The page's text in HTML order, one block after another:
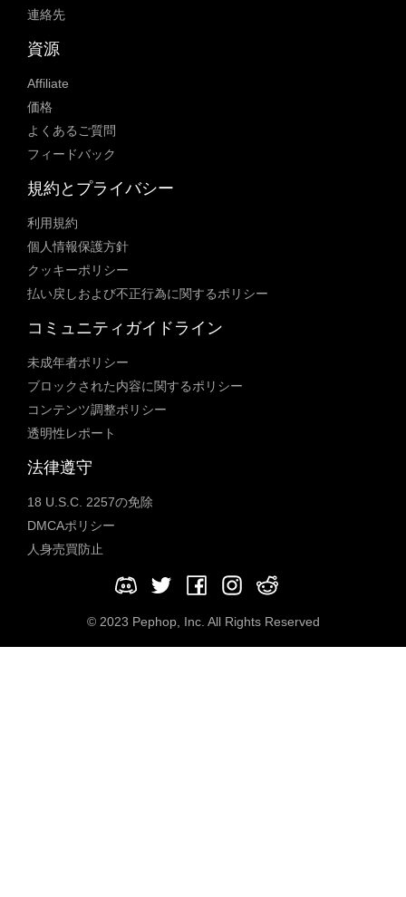
連絡先
資源
Affiliate
価格
よくあるご質問
フィードバック
規約とプライバシー
利用規約
個人情報保護方針
クッキーポリシー
払い戻しおよび不正行為に関するポリシー
コミュニティガイドライン
未成年者ポリシー
ブロックされた内容に関するポリシー
コンテンツ調整ポリシー
透明性レポート
法律遵守
18 U.S.C. 2257の免除
DMCAポリシー
人身売買防止
© 2023 Pephop, Inc. All Rights Reserved